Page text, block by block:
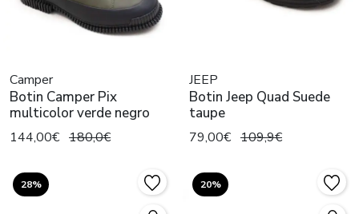
Camper
Botin Camper Pix
multicolor verde negro
144,00€ 180,0€
JEEP
Botin Jeep Quad Suede
taupe
79,00€ 109,9€
28% 20%